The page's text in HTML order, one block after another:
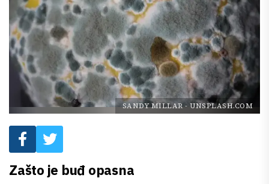
SANDY MILLAR - UNSPLASH.COM
Zašto je buđ opasna